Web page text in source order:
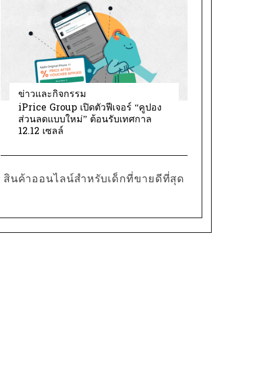
ข่าวและกิจกรรม
iPrice Group เปิดตัวฟีเจอร์ “คูปอง
ส่วนลดแบบใหม่” ต้อนรับเทศกาล
12.12 เซลล์
สินค้าออนไลน์สำหรับเด็กที่ขายดีที่สุด